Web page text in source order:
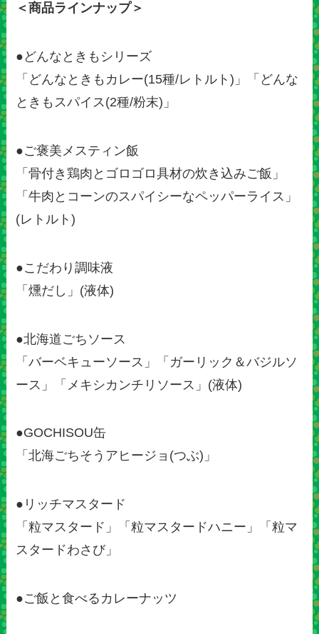
＜商品ラインナップ＞
●どんなときもシリーズ
「どんなときもカレー(15種/レトルト)」「どんな
ときもスパイス(2種/粉末)」
●ご褒美メスティン飯
「骨付き鶏肉とゴロゴロ具材の炊き込みご飯」
「牛肉とコーンのスパイシーなペッパーライス」
(レトルト)
●こだわり調味液
「燻だし」(液体)
●北海道ごちソース
「バーベキューソース」「ガーリック＆バジルソ
ース」「メキシカンチリソース」(液体)
●GOCHISOU缶
「北海ごちそうアヒージョ(つぶ)」
●リッチマスタード
「粒マスタード」「粒マスタードハニー」「粒マ
スタードわさび」
●ご飯と食べるカレーナッツ